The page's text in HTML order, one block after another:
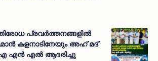
രംഗങ്ങളില്‍
എന്‍ എ
പ്രവർത്തനങ്ങളിൽ
കളനാടിനേയും അഹ് മദ്
ഉപ്പിനെയും ഐ എന്‍ എല്‍ ആദരിച്ചു